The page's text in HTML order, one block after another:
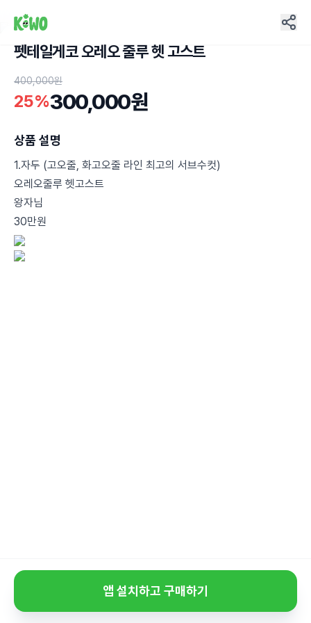
펫테일게코 오레오 줄루 헷 고스트
400,000원
25%300,000원
상품 설명
1.자두 (고오줄, 화고오줄 라인 최고의 서브수컷)
오레오줄루 헷고스트
왕자님
30만원
앱 설치하고 구매하기